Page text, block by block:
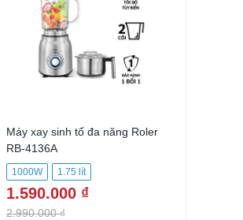
Máy xay sinh tố đa năng Roler
RB-4136A
1000W 1.75 lít
1.590.000 ₫
2.990.000 ₫